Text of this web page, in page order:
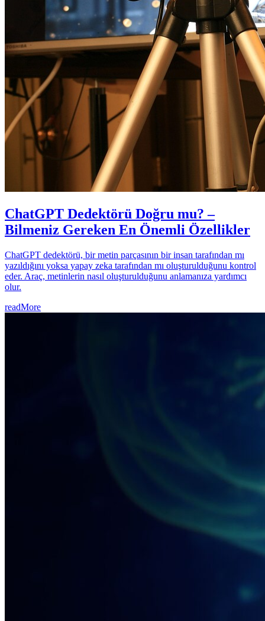
ChatGPT Dedektörü Doğru mu? –
Bilmeniz Gereken En Önemli Özellikler
ChatGPT dedektörü, bir metin parçasının bir insan tarafından mı
yazıldığını yoksa yapay zeka tarafından mı oluşturulduğunu kontrol
eder. Araç, metinlerin nasıl oluşturulduğunu anlamanıza yardımcı
olur.
readMore